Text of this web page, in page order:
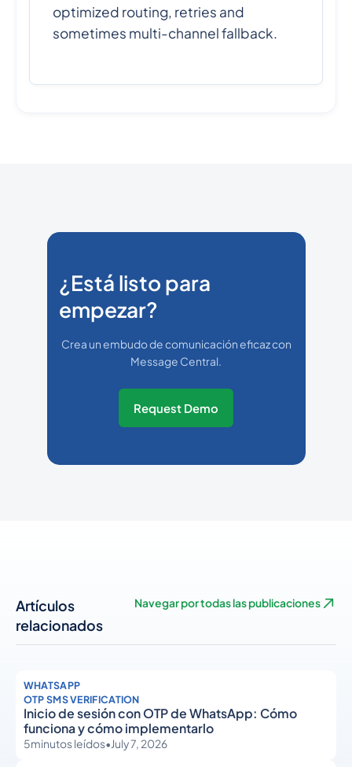
optimized routing, retries and
sometimes multi-channel fallback.
¿Está listo para
empezar?
Crea un embudo de comunicación eficaz con
Message Central.
Request Demo
Artículos
relacionados
Navegar por todas las publicaciones
WHATSAPP
OTP SMS VERIFICATION
Inicio de sesión con OTP de WhatsApp: Cómo
funciona y cómo implementarlo
5minutos leídos•July 7, 2026